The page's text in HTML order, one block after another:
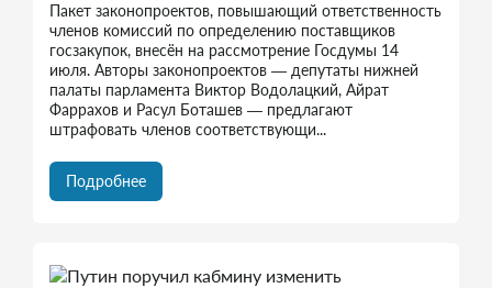
Пакет законопроектов, повышающий ответственность
членов комиссий по определению поставщиков
госзакупок, внесён на рассмотрение Госдумы 14
июля. Авторы законопроектов — депутаты нижней
палаты парламента Виктор Водолацкий, Айрат
Фаррахов и Расул Боташев — предлагают
штрафовать членов соответствующи...
Подробнее